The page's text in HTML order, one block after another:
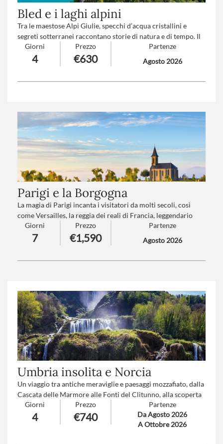
Bled e i laghi alpini
Tra le maestose Alpi Giulie, specchi d’acqua cristallini e
segreti sotterranei raccontano storie di natura e di tempo. Il
Lago di Bled incanta con la sua isola fiabesca e il castello che
domina le acque smeraldine, mentre il Lago del Bohinj e i
Laghi di Fusine riflettono le vette imponenti in un’atmosfera
Numero partecipanti: minimo 15 - massimo 35
Trattamento: Pensione completa con bevande
Giorni
4
Prezzo
€630
Partenze
Agosto 2026
Parigi e la Borgogna
La magia di Parigi incanta i visitatori da molti secoli, così
come Versailles, la reggia dei reali di Francia, leggendario
luogo di feste e potere tra barocco e raffinatezza.
La regione della Borgogna, è erede di un patrimonio di
varietà eccezionali: abbazie immerse in nature rigogliose,
Giorni
7
Prezzo
€1,590
Partenze
Agosto 2026
Umbria insolita e Norcia
Un viaggio tra antiche meraviglie e paesaggi mozzafiato, dalla
Cascata delle Marmore alle Fonti del Clitunno, alla scoperta
delle perle dell’Umbria, dove storia e bellezza si fondono in
un’esperienza unica.
Giorni
4
Prezzo
€740
Partenze
Da Agosto 2026
A Ottobre 2026